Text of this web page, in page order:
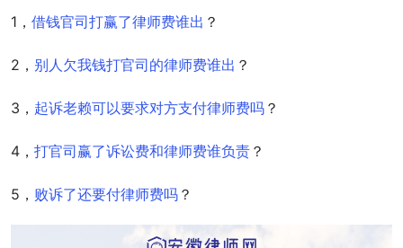
1， 借钱官司打赢了律师费谁出 ？
2， 别人欠我钱打官司的律师费谁出 ？
3， 起诉老赖可以要求对方支付律师费吗 ？
4， 打官司赢了诉讼费和律师费谁负责 ？
5， 败诉了还要付律师费吗 ？